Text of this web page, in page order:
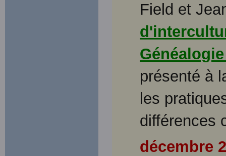
Field et
présenté à
les
différences
décembre